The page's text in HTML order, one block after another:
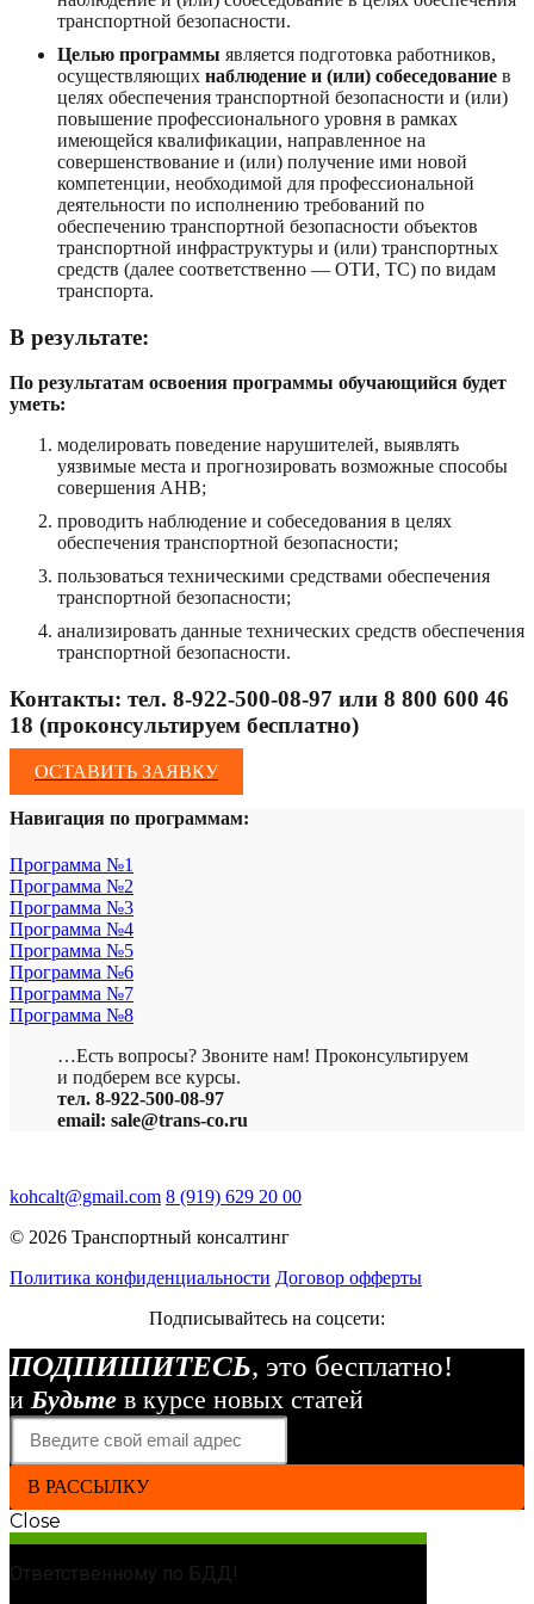
транспортной безопасности.
Целью программы является подготовка работников,
осуществляющих наблюдение и (или) собеседование в
целях обеспечения транспортной безопасности и (или)
повышение профессионального уровня в рамках
имеющейся квалификации, направленное на
совершенствование и (или) получение ими новой
компетенции, необходимой для профессиональной
деятельности по исполнению требований по
обеспечению транспортной безопасности объектов
транспортной инфраструктуры и (или) транспортных
средств (далее соответственно — ОТИ, ТС) по видам
транспорта.
В результате:
По результатам освоения программы обучающийся будет
уметь:
моделировать поведение нарушителей, выявлять
уязвимые места и прогнозировать возможные способы
совершения АНВ;
проводить наблюдение и собеседования в целях
обеспечения транспортной безопасности;
пользоваться техническими средствами обеспечения
транспортной безопасности;
анализировать данные технических средств обеспечения
транспортной безопасности.
Контакты: тел. 8-922-500-08-97 или 8 800 600 46
18 (проконсультируем бесплатно)
ОСТАВИТЬ ЗАЯВКУ
Навигация по программам:
Программа №1
Программа №2
Программа №3
Программа №4
Программа №5
Программа №6
Программа №7
Программа №8
…Есть вопросы? Звоните нам! Проконсультируем
и подберем все курсы.
тел. 8-922-500-08-97
email: sale@trans-co.ru
kohcalt@gmail.com 8 (919) 629 20 00
© 2026 Транспортный консалтинг
Политика конфиденциальности Договор офферты
Подписывайтесь на соцсети:
ПОДПИШИТЕСЬ, это бесплатно!
и Будьте в курсе новых статей
В РАССЫЛКУ
Close
Ответственному по БДД!